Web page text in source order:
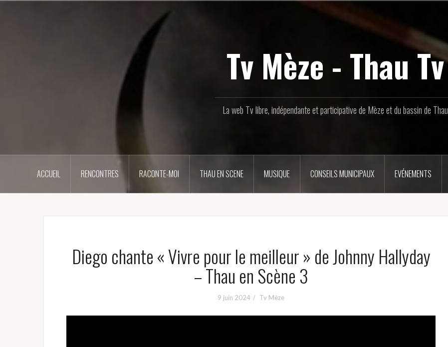
Tv Mèze - Thau Tv
La web Tv libre, indépendante et participative de Mèze et du bassin de Thau
ACCUEIL RENCONTRES RACONTE-MOI THAU EN SCENE MUSIQUE CONSEILS MUNICIPAUX EVÉNEMENTS
Diego chante « Vivre pour le meilleur » de Johnny Hallyday
– Thau en Scène 3
9 juin 2024 Tv Mèze